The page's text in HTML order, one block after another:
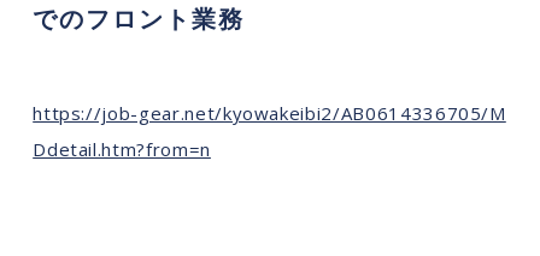
でのフロント業務
https://job-gear.net/kyowakeibi2/AB0614336705/M
Ddetail.htm?from=n